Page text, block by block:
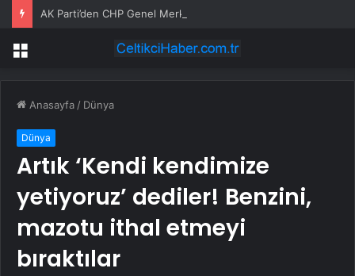
Menü
Anasayfa / Dünya
Dünya
Artık ‘Kendi kendimize
yetiyoruz’ dediler! Benzini,
mazotu ithal etmeyi
bıraktılar